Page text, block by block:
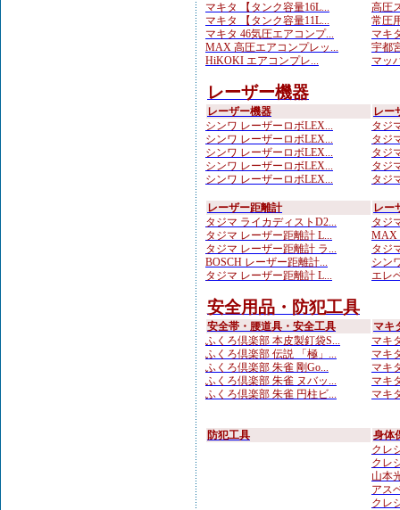
マキタ 【タンク容量16L...
マキタ 【タンク容量11L...
マキタ 46気圧エアコンプ...
MAX 高圧エアコンプレッ...
HiKOKI エアコンプレ...
高圧
常圧
マキ
宇都
マッ
レーザー機器
レーザー機器
シンワ レーザーロボLEX...
シンワ レーザーロボLEX...
シンワ レーザーロボLEX...
シンワ レーザーロボLEX...
シンワ レーザーロボLEX...
レー
タジ
タジ
タジ
タジ
タジ
レーザー距離計
タジマ ライカディストD2...
タジマ レーザー距離計 L...
タジマ レーザー距離計 ラ...
BOSCH レーザー距離計...
タジマ レーザー距離計 L...
レー
タジ
MAX
タジ
シン
エレ
安全用品・防犯工具
安全帯・腰道具・安全工具
ふくろ倶楽部 本皮製釘袋S...
ふくろ倶楽部 伝説 「極」...
ふくろ倶楽部 朱雀 剛Go...
ふくろ倶楽部 朱雀 ヌバッ...
ふくろ倶楽部 朱雀 円柱ビ...
マキ
マキ
マキ
マキ
マキ
マキ
防犯工具
身体
クレ
クレ
山本
アス
クレ